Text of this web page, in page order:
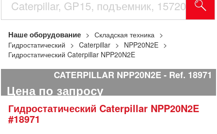
Наше оборудование
Складская техника
Гидростатический
Caterpillar
NPP20N2E
Гидростатический Caterpillar NPP20N2E
CATERPILLAR NPP20N2E Ref. 18971
Цена по запросу
Гидростатический Caterpillar NPP20N2E
#18971